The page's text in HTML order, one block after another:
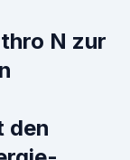
N zur
den